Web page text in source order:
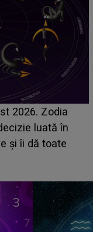
până
din Casa Iubirii
despre mama
pentru